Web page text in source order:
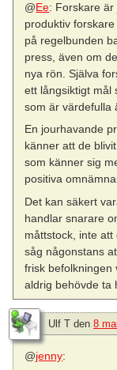
@Ee: Forskare är
produktiv
på regelbunden
press, även om
nya rön. Själva
ett långsiktigt mål
som är värdefulla
En jourhavande
känner att de
som känner sig
positiva
Det kan säkert
handlar snarare
måttstock, inte
såg någonstans
frisk befolkningen
aldrig behövde ta
Ulf T den 8
@jenny: